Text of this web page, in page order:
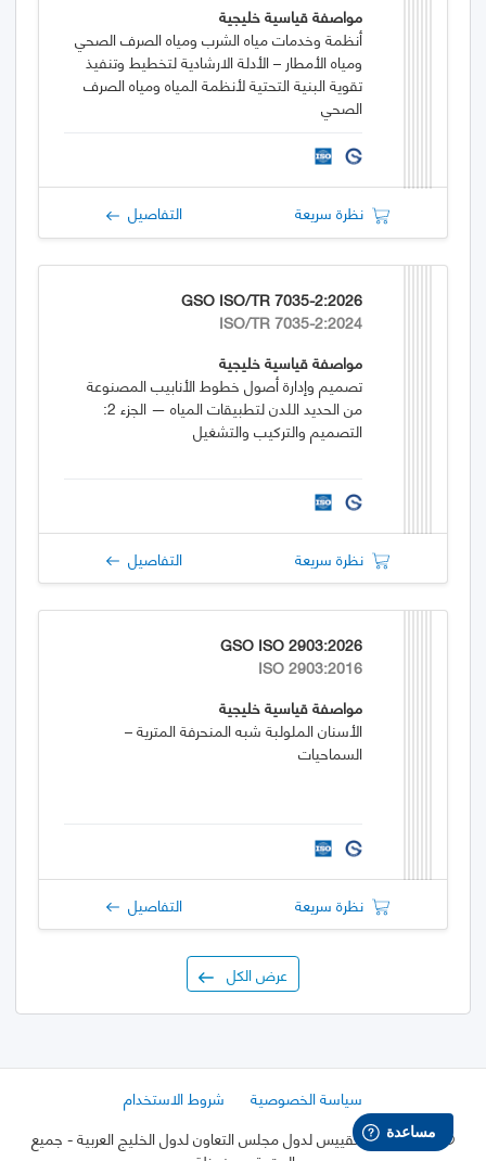
مواصفة قياسية خليجية
أنظمة وخدمات مياه الشرب ومياه الصرف الصحي
ومياه الأمطار – الأدلة الارشادية لتخطيط وتنفيذ
تقوية البنية التحتية لأنظمة المياه ومياه الصرف
الصحي
نظرة سريعة التفاصيل
GSO ISO/TR 7035-2:2026
ISO/TR 7035-2:2024
مواصفة قياسية خليجية
تصميم وإدارة أصول خطوط الأنابيب المصنوعة
من الحديد اللدن لتطبيقات المياه — الجزء 2:
التصميم والتركيب والتشغيل
نظرة سريعة التفاصيل
GSO ISO 2903:2026
ISO 2903:2016
مواصفة قياسية خليجية
الأسنان الملولبة شبه المنحرفة المترية –
السماحيات
نظرة سريعة التفاصيل
عرض الكل
سياسة الخصوصية
شروط الاستخدام
© 2026 هيئة التقييس لدول مجلس التعاون لدول الخليج العربية
- جميع